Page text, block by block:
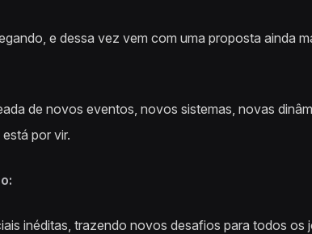
e dessa vez vem com uma proposta ainda
de novos eventos, novos sistemas, novas
por vir.
inéditas, trazendo novos desafios para todos os